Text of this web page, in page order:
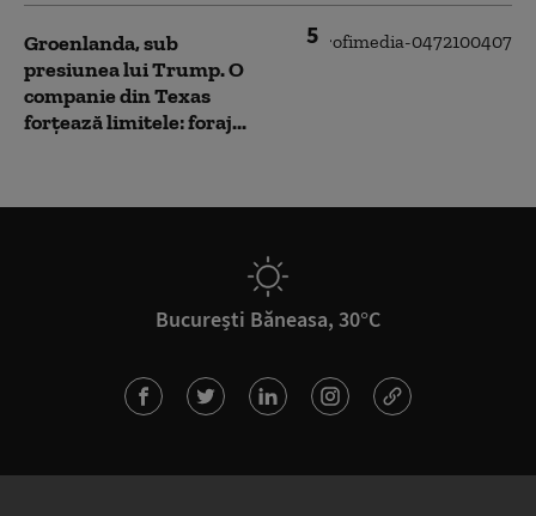
5
Groenlanda, sub
presiunea lui Trump. O
companie din Texas
forțează limitele: foraj...
București Băneasa, 30°C